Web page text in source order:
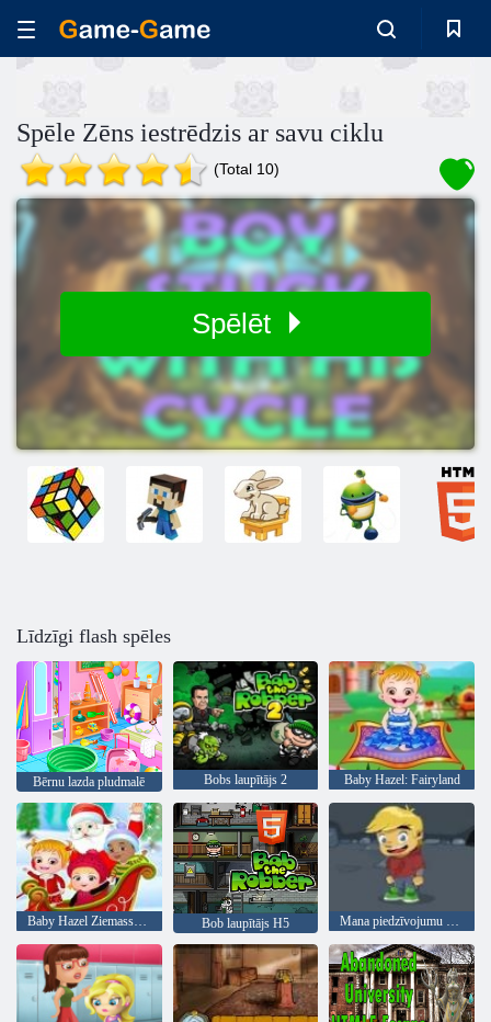
Spēle Zēns iestrēdzis ar savu ciklu
(Total 10)
Spēlēt
Līdzīgi flash spēles
Bērnu lazda pludmalē Bobs laupītājs 2 Baby Hazel: Fairyland
Baby Hazel Ziemassvētku pārsteigums Bob laupītājs H5 Mana piedzīvojumu grāmata 2